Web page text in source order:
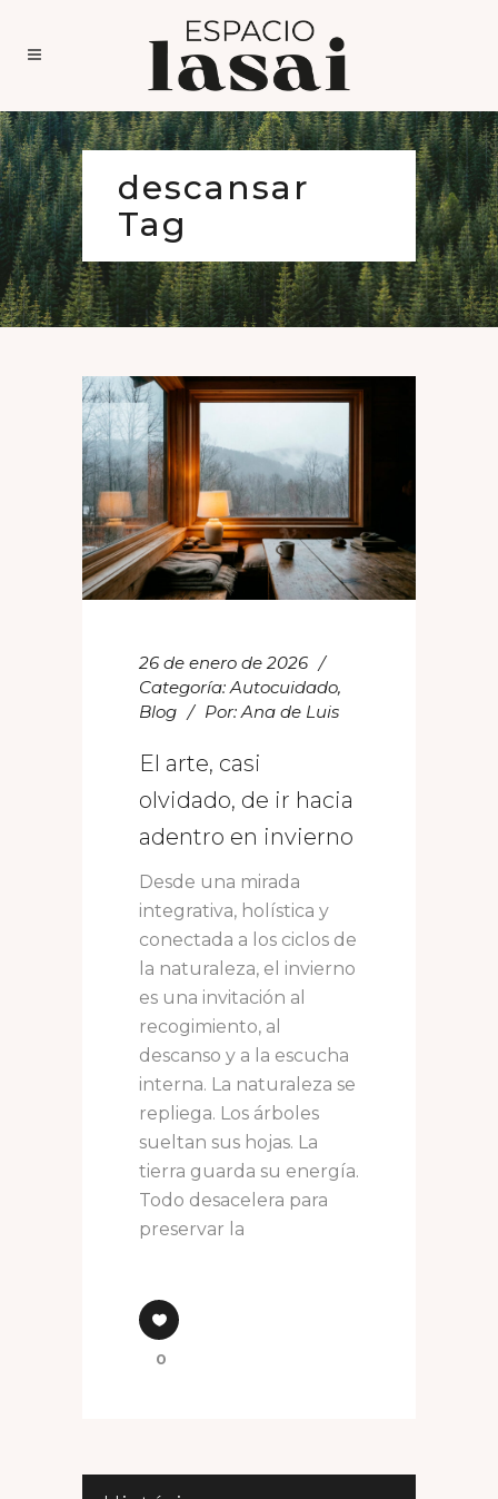
descansar
Tag
26 de enero de 2026
Categoría: Autocuidado,
Blog
Por: Ana de Luis
El arte, casi
olvidado, de ir hacia
adentro en invierno
Desde una mirada
integrativa, holística y
conectada a los ciclos de
la naturaleza, el invierno
es una invitación al
recogimiento, al
descanso y a la escucha
interna. La naturaleza se
repliega. Los árboles
sueltan sus hojas. La
tierra guarda su energía.
Todo desacelera para
preservar la
0